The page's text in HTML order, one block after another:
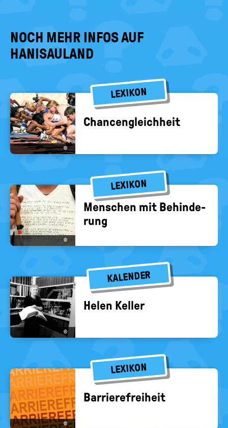
NOCH MEHR INFOS AUF
HANISAULAND
LEXIKON
©
Chan­cen­gleich­heit
LEXIKON
©
Men­schen mit Be­hin­de­
rung
KALENDER
©
Helen Kel­ler
LEXIKON
©
Bar­rie­re­frei­heit